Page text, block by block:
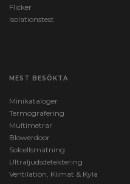
Mobilapp
Batteri
1 Li-ion (inkl.)
Flicker
Isolationstest
MEST BESÖKTA
Minikataloger
Termografering
Multimetrar
Blowerdoor
Solcellsmätning
Ultraljudsdetektering
Ventilation, Klimat & Kyla